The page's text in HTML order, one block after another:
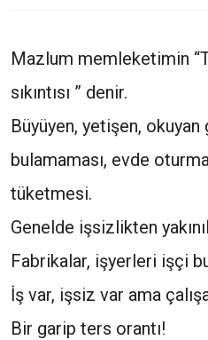
Mazlum memleketimin
sıkıntısı ” denir.
Büyüyen, yetişen,
bulamaması, evde
tüketmesi.
Genelde işsizlikten
Fabrikalar, işyerleri işçi
İş var, işsiz var ama
Bir garip ters orantı!